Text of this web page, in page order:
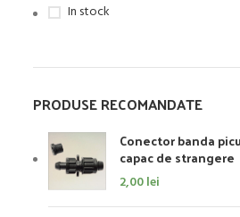
In stock
PRODUSE RECOMANDATE
Conector banda
capac de strangere
2,00lei